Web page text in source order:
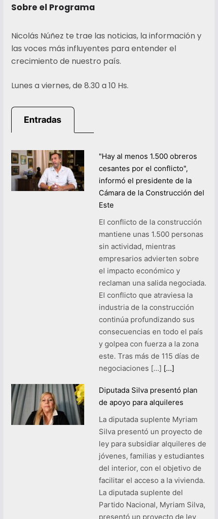
Sobre el Programa
Nicolás Núñez te trae las noticias, la información y
las voces más influyentes para entender el
crecimiento de nuestro país.
Lunes a viernes, de 8.30 a 10 Hs.
Entradas
"Hay al menos 1.500 obreros
cesantes por el conflicto",
informó el presidente de la
Cámara de la Construcción del
Este
El conflicto de la construcción
mantiene unas 1.500 personas
sin actividad, mientras
empresarios advierten sobre
el impacto económico y
reclaman una salida negociada.
El conflicto que atraviesa la
industria de la construcción
continúa profundizando sus
consecuencias en todo el país
y golpea con fuerza a la zona
este. Tras más de 115 días de
negociaciones […] […]
Diputada Silva presentó plan
de apoyo para alquileres
La diputada suplente Myriam
Silva presentó un proyecto de
ley para subsidiar alquileres de
jóvenes, familias y estudiantes
del interior, con el objetivo de
facilitar el acceso a la vivienda.
La diputada suplente del
Partido Nacional, Myriam Silva,
presentó un proyecto de ley